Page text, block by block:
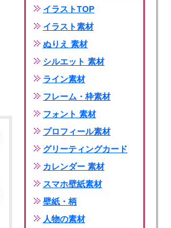
イラストTOP
イラスト素材
ぬりえ 素材
シルエット 素材
ライン素材
フレーム・枠素材
フォント 素材
プロフィール素材
グリーティングカード
カレンダー 素材
スマホ壁紙素材
壁紙・柄
人物の素材